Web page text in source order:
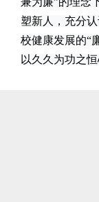
塑新人，充分
校健康发展的“
以久久为功之